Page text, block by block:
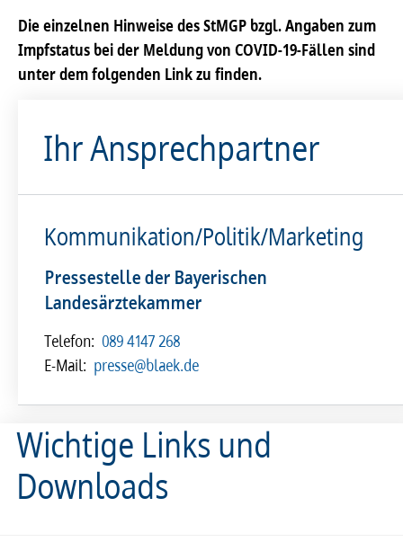
Die einzelnen Hinweise des StMGP bzgl. Angaben zum
Impfstatus bei der Meldung von COVID-19-Fällen sind
unter dem folgenden Link zu finden.
Ihr Ansprechpartner
Kommunikation/Politik/Marketing
Pressestelle der Bayerischen
Landesärztekammer
Telefon: 089 4147 268
E-Mail: presse@blaek.de
Wichtige Links und
Downloads